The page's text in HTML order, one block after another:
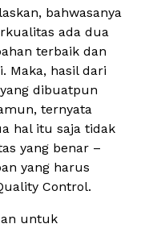
bahwasanya
ada dua
terbaik dan
Maka, hasil dari
dibuatpun
ternyata
hal itu saja tidak
yang benar –
yang harus
Control.
untuk